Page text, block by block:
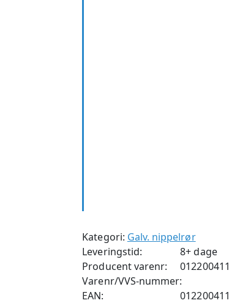
Kategori: Galv. nippelrør
Leveringstid:
8+ dage
Producent varenr:
012200411
Varenr/VVS-nummer:
012200411
EAN: